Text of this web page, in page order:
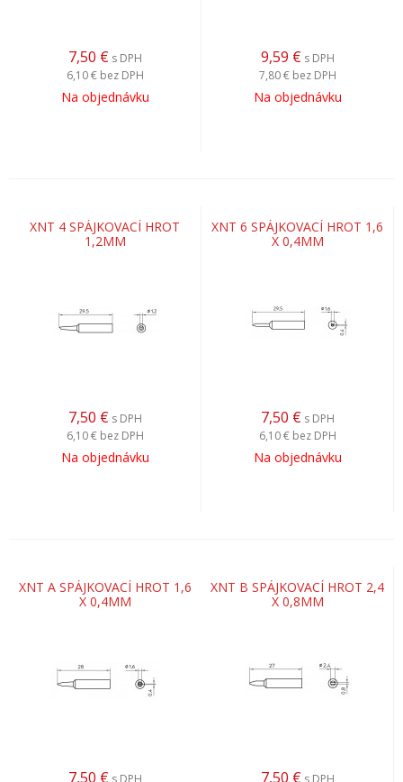
7,50 € s DPH
6,10 € bez DPH
Na objednávku
9,59 € s DPH
7,80 € bez DPH
Na objednávku
XNT 4 SPÁJKOVACÍ HROT
1,2MM
7,50 € s DPH
6,10 € bez DPH
Na objednávku
XNT 6 SPÁJKOVACÍ HROT 1,6
X 0,4MM
7,50 € s DPH
6,10 € bez DPH
Na objednávku
XNT A SPÁJKOVACÍ HROT 1,6
X 0,4MM
7,50 € s DPH
XNT B SPÁJKOVACÍ HROT 2,4
X 0,8MM
7,50 € s DPH